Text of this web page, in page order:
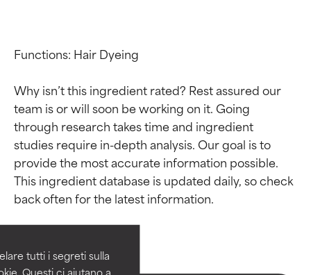
tutti i segreti sulla
Questi ci aiutano a
Functions: Hair Dyeing
Why isn’t this ingredient rated? Rest assured our
team is or will soon be working on it. Going
through research takes time and ingredient
studies require in-depth analysis. Our goal is to
provide the most accurate information possible.
This ingredient database is updated daily, so check
Valutazione degli
ingredienti
Comprovati e sostenuti da studi
indipendenti. Ingrediente attivo
Valutazione degli
ingredienti
Comprovati e sostenuti da studi
indipendenti. Ingrediente attivo